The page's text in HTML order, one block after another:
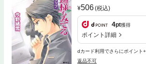
506(税込)
4pt獲得
ポイント詳細
dカード利用でさらにポイント
返品不可